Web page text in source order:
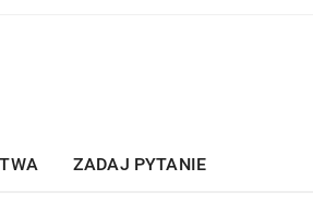
ZADAJ PYTANIE